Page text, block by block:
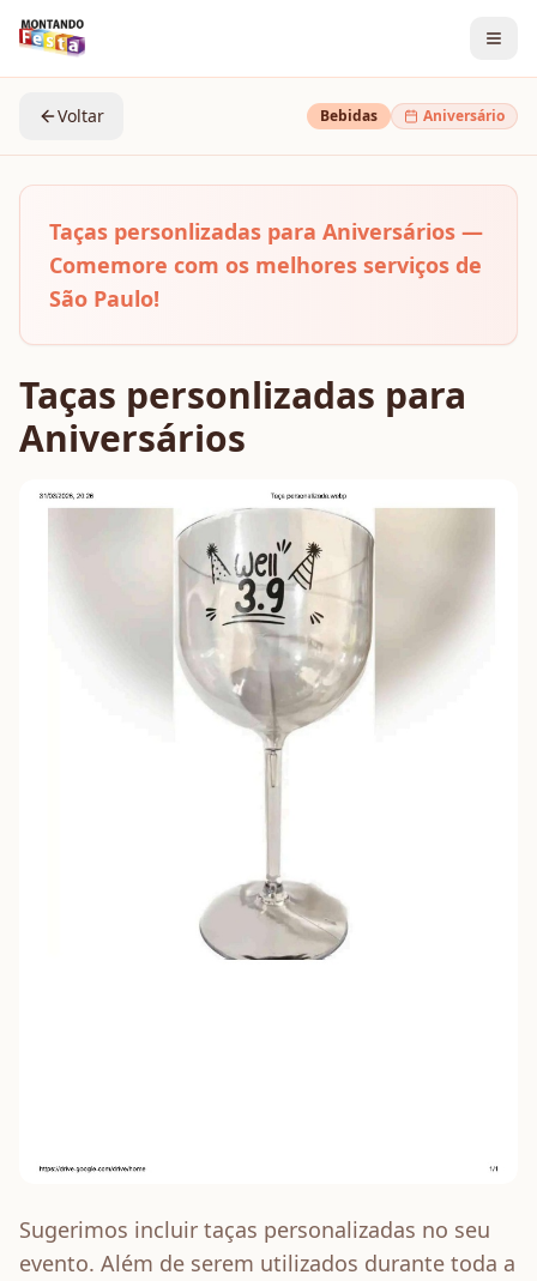
Voltar Bebidas Aniversário
Taças personlizadas para Aniversários —
Comemore com os melhores serviços de
São Paulo!
Taças personlizadas para
Aniversários
Sugerimos incluir taças personalizadas no seu
evento. Além de serem utilizados durante toda a